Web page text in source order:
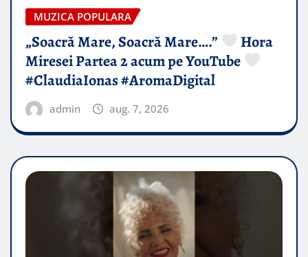
MUZICA POPULARA
„Soacră Mare, Soacră Mare….”
Hora
Miresei Partea 2 acum pe YouTube
#ClaudiaIonas #AromaDigital
admin aug. 7, 2026